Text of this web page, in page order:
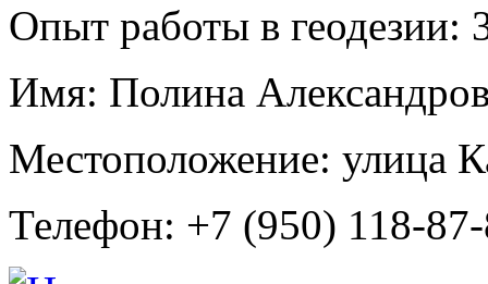
Опыт работы в геодезии:
Имя: Полина
Местоположение: улица
Телефон: +7 (950) 118-